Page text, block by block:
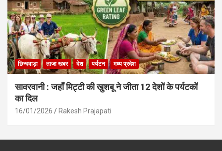
छिन्दवाड़ा ताजा खबर देश पर्यटन मध्य प्रदेश
सावरवानी : जहाँ मिट्टी की खुशबू ने जीता 12 देशों के पर्यटकों
का दिल
16/01/2026 Rakesh Prajapati